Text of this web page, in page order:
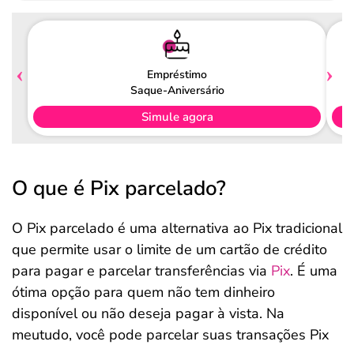
Empréstimo
Saque-Aniversário
Simule agora
O que é Pix parcelado?
O Pix parcelado é uma alternativa ao Pix tradicional
que permite usar o limite de um cartão de crédito
para pagar e parcelar transferências via Pix. É uma
ótima opção para quem não tem dinheiro
disponível ou não deseja pagar à vista. Na
meutudo, você pode parcelar suas transações Pix